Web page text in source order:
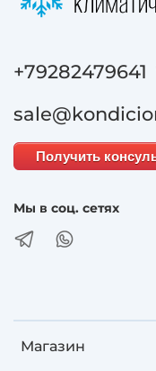
Магазин
+79282479641
Получить
Мы в соц. сетях